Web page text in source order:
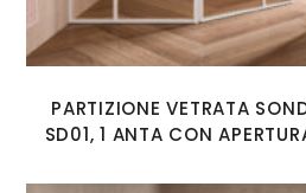
PARTIZIONE VETRATA
SD01, 1 ANTA CON